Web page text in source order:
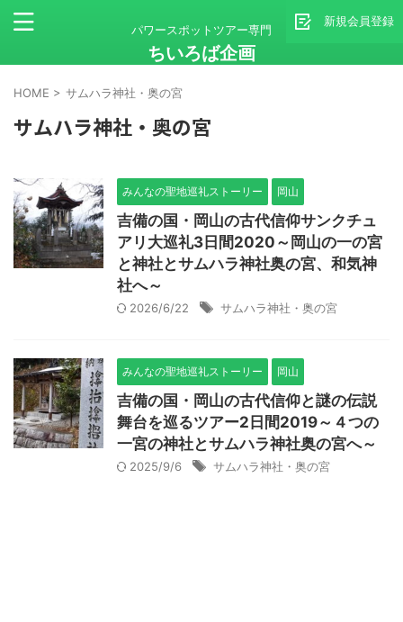
新規会員登録
パワースポットツアー専門
ちいろば企画
HOME > サムハラ神社・奥の宮
サムハラ神社・奥の宮
みんなの聖地巡礼ストーリー 岡山
吉備の国・岡山の古代信仰サンクチュ
アリ大巡礼3日間2020～岡山の一の宮
と神社とサムハラ神社奥の宮、和気神
社へ～
2026/6/22 サムハラ神社・奥の宮
みんなの聖地巡礼ストーリー 岡山
吉備の国・岡山の古代信仰と謎の伝説
舞台を巡るツアー2日間2019～４つの
一宮の神社とサムハラ神社奥の宮へ～
2025/9/6 サムハラ神社・奥の宮